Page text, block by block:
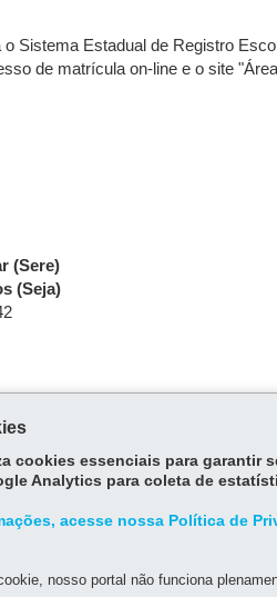
o Sistema Estadual de Registro
de matrícula on-line e o site
(Sere)
(Seja)
cookies essenciais para garantir
Analytics para coleta de
acesse nossa Política de
nosso portal não funciona